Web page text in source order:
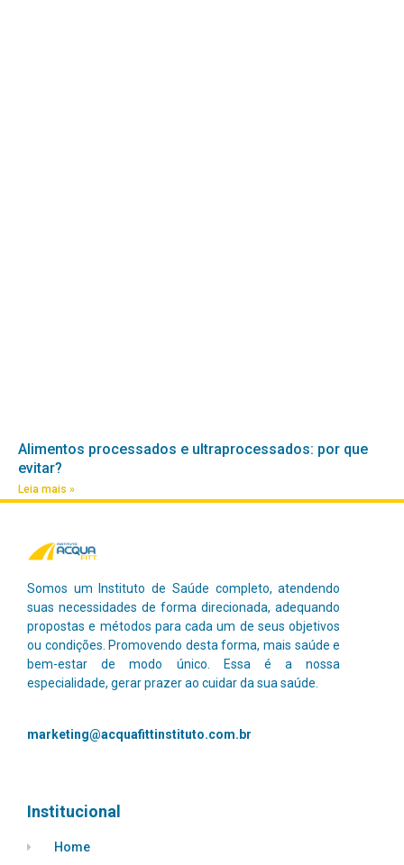
Alimentos processados e ultraprocessados: por que
evitar?
Leia mais »
Somos um Instituto de Saúde completo, atendendo
suas necessidades de forma direcionada, adequando
propostas e métodos para cada um de seus objetivos
ou condições. Promovendo desta forma, mais saúde e
bem-estar de modo único.
Essa é a nossa
especialidade, gerar prazer ao cuidar da sua saúde.
marketing@acquafittinstituto.com.br
Institucional
Home